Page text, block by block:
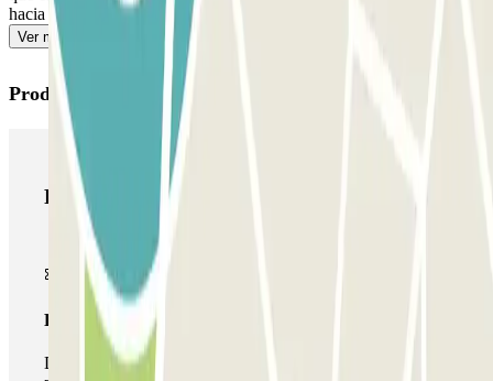
hacia la salida para evitar colas.
Ver más
Productos de Parclick
Productos de Parclick
Pase básico
Durante tu estancia podrás entrar y salir una única vez al